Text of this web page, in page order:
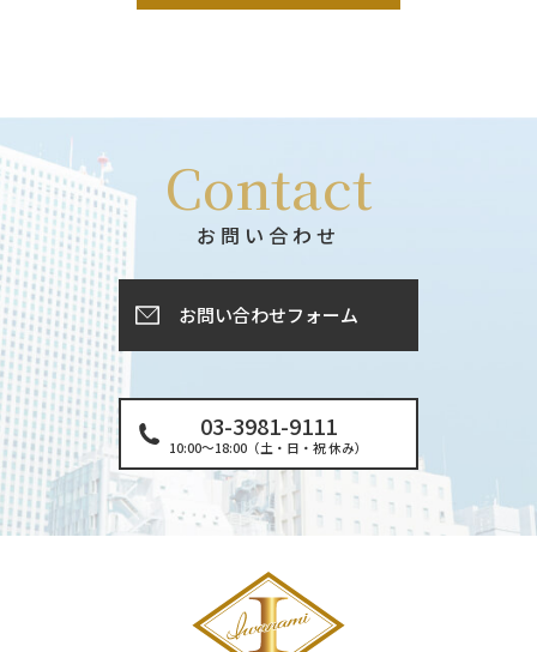
Contact
お問い合わせ
お問い合わせフォーム
03-3981-9111
10:00〜18:00（土・日・祝 休み）